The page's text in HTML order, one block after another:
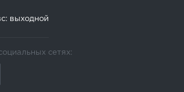
выходной
сетях: